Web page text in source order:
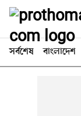
সর্বশেষ বাংলাদেশ